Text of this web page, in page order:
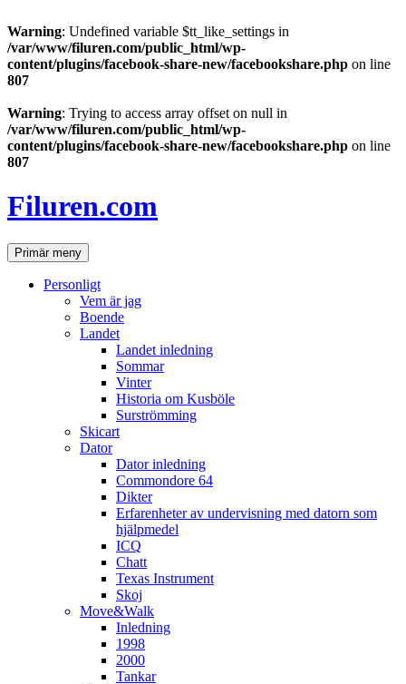
Warning: Undefined variable $tt_like_settings in
/var/www/filuren.com/public_html/wp-
content/plugins/facebook-share-new/facebookshare.php on line
807
Warning: Trying to access array offset on null in
/var/www/filuren.com/public_html/wp-
content/plugins/facebook-share-new/facebookshare.php on line
807
till
innehåll
Filuren.com
SökPrimär meny
Personligt
Vem är jag
Boende
Landet
Landet inledning
Sommar
Vinter
Historia om Kusböle
Surströmming
Skicart
Dator
Dator inledning
Commondore 64
Dikter
Erfarenheter av undervisning med datorn som
hjälpmedel
ICQ
Chatt
Texas Instrument
Skoj
Move&Walk
Inledning
1998
2000
Tankar